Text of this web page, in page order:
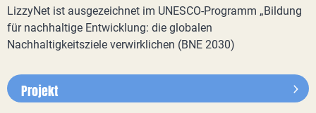
LizzyNet ist ausgezeichnet im UNESCO-Programm „Bildung
für nachhaltige Entwicklung: die globalen
Nachhaltigkeitsziele verwirklichen (BNE 2030)
Projekt